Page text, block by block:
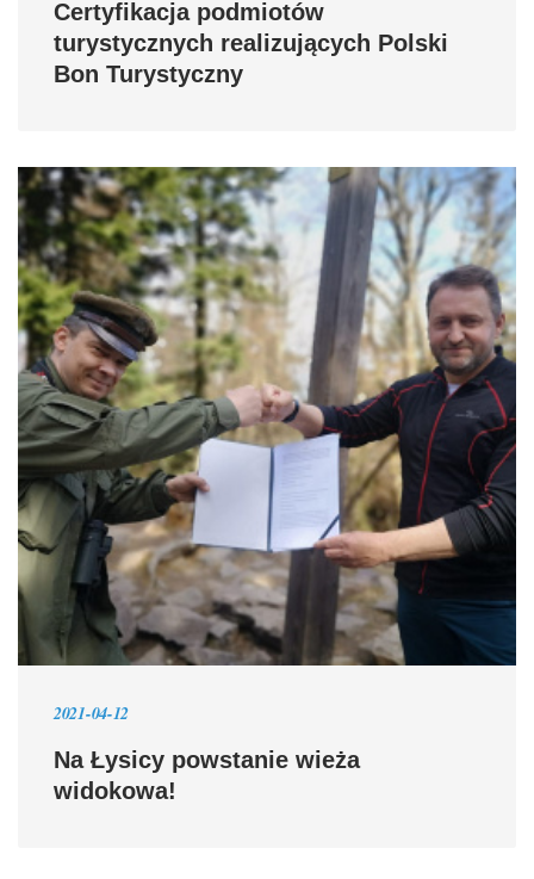
Certyfikacja podmiotów
turystycznych realizujących Polski
Bon Turystyczny
2021-04-12
Na Łysicy powstanie wieża
widokowa!